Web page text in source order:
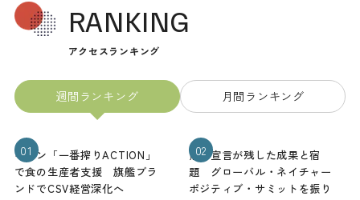
RANKING
アクセスランキング
週間ランキング 月間ランキング
01
キリン「一番搾りACTION」
で食の生産者支援 旗艦ブラ
ンドでCSV経営深化へ
02
熊本宣言が残した成果と宿
題 グローバル・ネイチャー
ポジティブ・サミットを振り